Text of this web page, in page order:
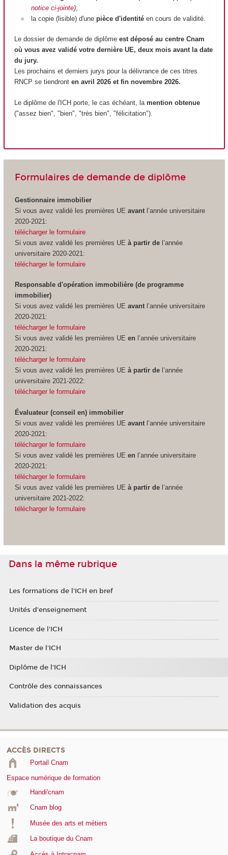
notice ci-jointe);
la copie (lisible) d'une pièce d'identitéen cours de validité.
Le dossier de demande de diplôme est déposé au centre Cnam
où vous avez validé votre dernière UE, deux mois avant la date
du jury.
Les prochains et derniers jurys pour la délivrance de ces titres
RNCP se tiendront en avril 2026 et fin novembre 2026.
Le diplôme de l'ICH porte, le cas échéant, la mention obtenue
("assez bien", "bien", "très bien", "félicitation").
Formulaires de demande de diplôme
Gestionnaire immobilier
Si vous avez validé les premières UE avantl’année universitaire
2020-2021:
télécharger le formulaire
Si vous avez validé les premières UE à partir de l’année
universitaire 2020-2021:
télécharger le formulaire
Responsable d'opération immobilière (de programme
immobilier)
Si vous avez validé les premières UE avantl’année universitaire
2020-2021:
télécharger le formulaire
Si vous avez validé les premières UE en l’année universitaire
2020-2021:
télécharger le formulaire
Si vous avez validé les premières UE à partir de l’année
universitaire 2021-2022:
télécharger le formulaire
Évaluateur (conseil en) immobilier
Si vous avez validé les premières UE avantl’année universitaire
2020-2021:
télécharger le formulaire
Si vous avez validé les premières UE en l’année universitaire
2020-2021:
télécharger le formulaire
Si vous avez validé les premières UE à partir de l’année
universitaire 2021-2022:
télécharger le formulaire
Dans la même rubrique
Les formations de l'ICH en bref
Unités d'enseignement
Licence de l'ICH
Master de l'ICH
Diplôme de l'ICH
Contrôle des connaissances
Validation des acquis
ACCÈS DIRECTS
Portail Cnam
Espace numérique de formation
Handi'cnam
Cnam blog
Musée des arts et métiers
La boutique du Cnam